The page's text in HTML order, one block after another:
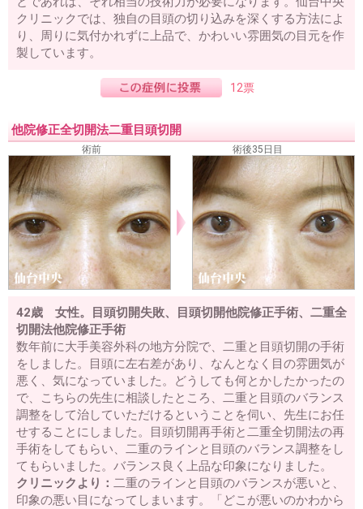
クリニックでは、独自の目頭の切り込みを深くする方法によ
り、周りに気付かれずに上品で、かわいい雰囲気の目元を作
製しています。
12票
他院修正全切開法二重目頭切開
術前 術後35日目
42歳 女性。目頭切開失敗、目頭切開他院修正手術、二重全
切開法他院修正手術
数年前に大手美容外科の地方分院で、二重と目頭切開の手術
をしました。目頭に左右差があり、なんとなく目の雰囲気が
悪く、気になっていました。どうしても何とかしたかったの
で、こちらの先生に相談したところ、二重と目頭のバランス
調整をして治していただけるということを伺い、先生にお任
せすることにしました。目頭切開再手術と二重全切開法の再
手術をしてもらい、二重のラインと目頭のバランス調整をし
てもらいました。バランス良く上品な印象になりました。
クリニックより： 二重のラインと目頭のバランスが悪いと、
印象の悪い目になってしまいます。「どこが悪いのかわから